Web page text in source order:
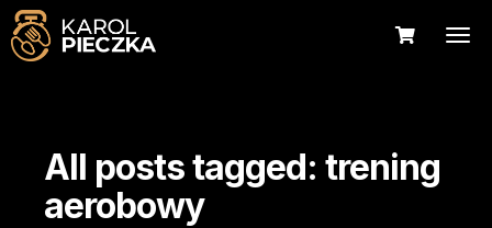
All posts tagged: trening
aerobowy